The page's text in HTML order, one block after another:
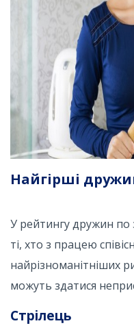
Найгірші
У рейтингу дружин по
ті, хто з працею
найрізноманітніших
можуть здатися
Стрілець